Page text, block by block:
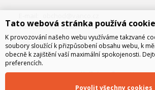
Telefon: +421 32 877 74 02
Tato webová stránka používá
K provozování našeho webu využíváme takzvané
soubory sloužící k přizpůsobení obsahu webu, k
obecně k zajištění vaší maximální spokojenosti.
preferencích.
Povolit všechny cookies